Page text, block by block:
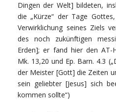
Dingen der Welt] bildeten,
die „Kürze“ der Tage
Verwirklichung seines Ziels
des noch zukünftigen
Erden]; er fand hier den AT-
Mk. 13,20 und Ep. Barn. 4.3
der Meister [Gott] die Zeiten
sein geliebter [Jesus] sich
kommen sollte“)